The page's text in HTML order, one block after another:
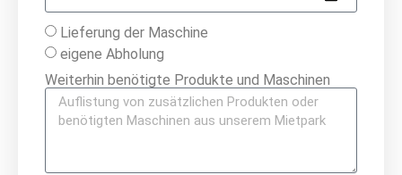
Lieferung der Maschine
eigene Abholung
Weiterhin benötigte Produkte und Maschinen